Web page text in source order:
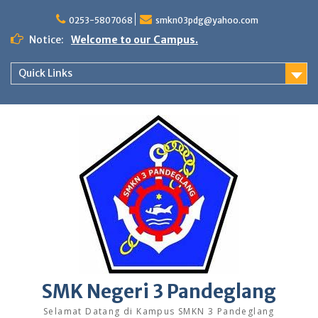
content
0253-5807068 smkn03pdg@yahoo.com
Notice: Welcome to our Campus.
Quick Links
SMK Negeri 3 Pandeglang
Selamat Datang di Kampus SMKN 3 Pandeglang